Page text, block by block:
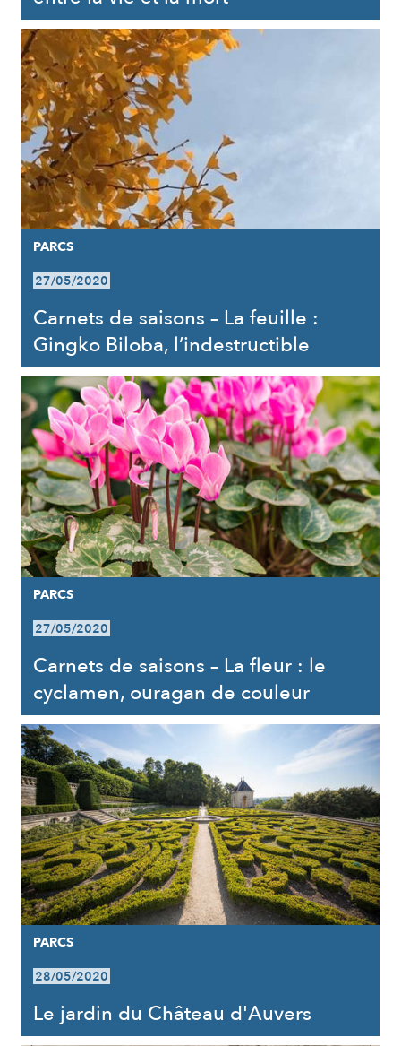
PARCS
27/05/2020
Carnets de saisons – La feuille :
Gingko Biloba, l’indestructible
PARCS
27/05/2020
Carnets de saisons – La fleur : le
cyclamen, ouragan de couleur
PARCS
28/05/2020
Le jardin du Château d'Auvers